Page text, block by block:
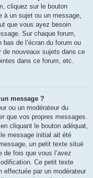
cliquez sur le bouton
à un sujet ou un message,
que vous ayez besoin
Sur chaque forum,
de l’écran du forum ou
nouveaux sujets dans ce
dans ce forum, etc.
message ?
ou un modérateur du
que vos propres messages.
cliquant le bouton adéquat,
message initial ait été
un petit texte situé
de fois que vous l’avez
Ce petit texte
effectuée par un modérateur